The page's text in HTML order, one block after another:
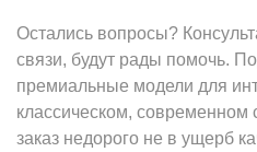
Остались вопросы?
связи, будут рады помочь.
премиальные модели для
классическом,
заказ недорого не в ущерб